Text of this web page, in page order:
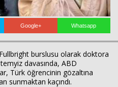
Google+ Whatsapp
burslusu olarak doktora
davasında, ABD
Türk öğrencinin gözaltına
sunmaktan kaçındı.